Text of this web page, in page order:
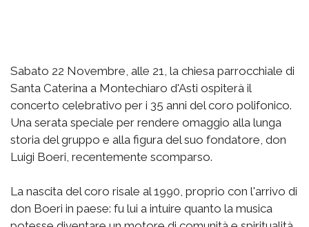
Sabato 22 Novembre, alle 21, la chiesa parrocchiale di
Santa Caterina a Montechiaro d'Asti ospiterà il
concerto celebrativo per i 35 anni del coro polifonico.
Una serata speciale per rendere omaggio alla lunga
storia del gruppo e alla figura del suo fondatore, don
Luigi Boeri, recentemente scomparso.
La nascita del coro risale al 1990, proprio con l'arrivo di
don Boeri in paese: fu lui a intuire quanto la musica